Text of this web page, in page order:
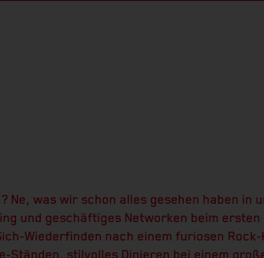
Ne, was wir schon alles gesehen haben in
und geschäftiges Networken beim
Wiederfinden nach einem furiosen
Ständen, stilvolles Dinieren bei einem